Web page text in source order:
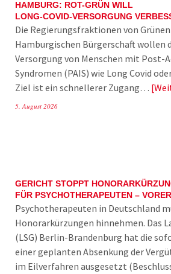
HAMBURG: ROT-GRÜN WILL
LONG-COVID-VERSORGUNG
Die Regierungsfraktionen von Grünen
Hamburgischen Bürgerschaft wollen
Versorgung von Menschen mit
Syndromen (PAIS) wie Long Covid
Ziel ist ein schnellerer Zugang…
5. August 2026
GERICHT STOPPT
FÜR PSYCHOTHERAPEUTEN –
Psychotherapeuten in Deutschland
Honorarkürzungen hinnehmen. Das
(LSG) Berlin-Brandenburg hat die
einer geplanten Absenkung der
im Eilverfahren ausgesetzt